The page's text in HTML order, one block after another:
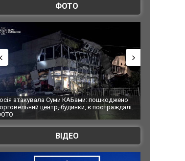
ФОТО
пошкоджено
є постраждалі.
Українські надзвичайники врятували
під час ліквідації масштабної лісової
ВІДЕО